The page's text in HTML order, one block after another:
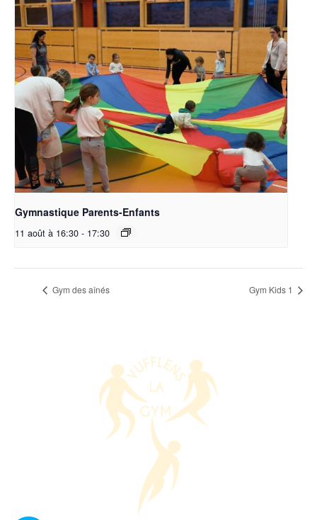
Gymnastique Parents-Enfants
11 août à 16:30 - 17:30
Gym des aînés Gym Kids 1